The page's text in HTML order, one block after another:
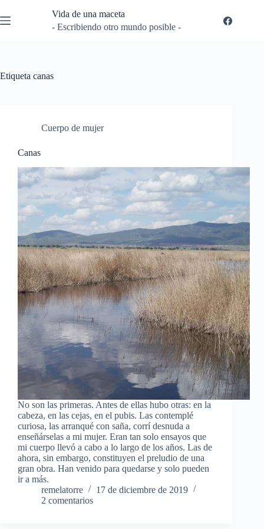
al
contenido
Vida de una maceta
- Escribiendo otro mundo posible -
Etiqueta canas
Cuerpo de mujer
Canas
No son las primeras. Antes de ellas hubo otras: en la
cabeza, en las cejas, en el pubis. Las contemplé
curiosa, las arranqué con saña, corrí desnuda a
enseñárselas a mi mujer. Eran tan solo ensayos que
mi cuerpo llevó a cabo a lo largo de los años. Las de
ahora, sin embargo, constituyen el preludio de una
gran obra. Han venido para quedarse y solo pueden
ir a más.
remelatorre
17 de diciembre de 2019
2 comentarios